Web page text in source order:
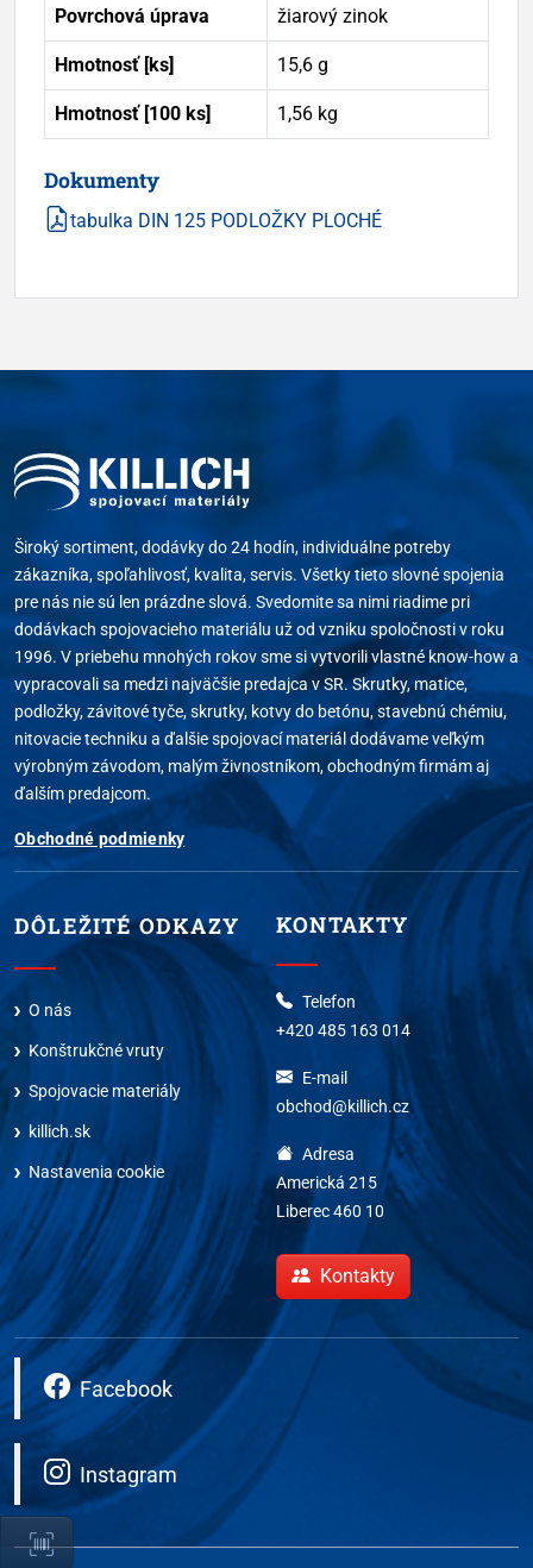
Povrchová úprava žiarový zinok
Hmotnosť [ks] 15,6 g
Hmotnosť [100 ks] 1,56 kg
Dokumenty
tabulka DIN 125 PODLOŽKY PLOCHÉ
Široký sortiment, dodávky do 24 hodín, individuálne potreby
zákazníka, spoľahlivosť, kvalita, servis. Všetky tieto slovné spojenia
pre nás nie sú len prázdne slová. Svedomite sa nimi riadime pri
dodávkach spojovacieho materiálu už od vzniku spoločnosti v roku
1996. V priebehu mnohých rokov sme si vytvorili vlastné know-how a
vypracovali sa medzi najväčšie predajca v SR. Skrutky, matice,
podložky, závitové tyče, skrutky, kotvy do betónu, stavebnú chémiu,
nitovacie techniku a ďalšie spojovací materiál dodávame veľkým
výrobným závodom, malým živnostníkom, obchodným firmám aj
ďalším predajcom.
Obchodné podmienky
DÔLEŽITÉ ODKAZY
O nás
Konštrukčné vruty
Spojovacie materiály
killich.sk
Nastavenia cookie
KONTAKTY
Telefon
+420 485 163 014
E-mail
obchod@killich.cz
Adresa
Americká 215
Liberec 460 10
Kontakty
Facebook
Instagram